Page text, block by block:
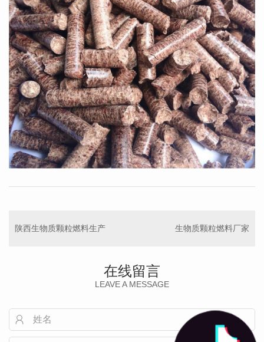
陕西生物质颗粒燃料生产 生物质颗粒燃料厂家
在线留言
LEAVE A MESSAGE